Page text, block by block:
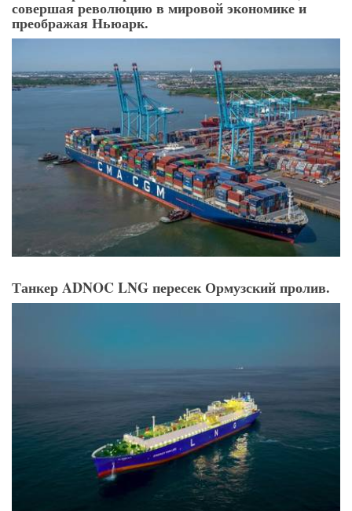
совершая революцию в мировой экономике и
преображая Ньюарк.
Танкер ADNOC LNG пересек Ормузский пролив.